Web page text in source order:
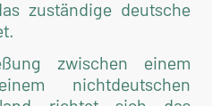
zuständige deutsche
zwischen einem
nichtdeutschen